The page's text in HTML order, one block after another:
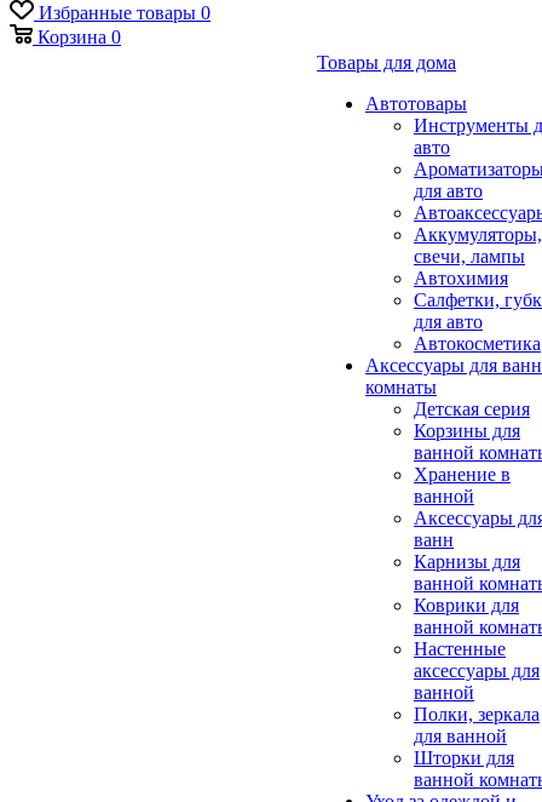
Избранные товары 0
Корзина 0
Товары для дома
Автотовары
Инструменты
авто
для авто
Аккумуляторы,
свечи, лампы
Автохимия
Салфетки,
для авто
Автокосметика
Аксессуары для
комнаты
Детская серия
Корзины для
ванной
Хранение в
ванной
Аксессуары
ванн
Карнизы для
ванной
Коврики для
ванной
Настенные
аксессуары для
ванной
Полки, зеркала
для ванной
Шторки для
ванной